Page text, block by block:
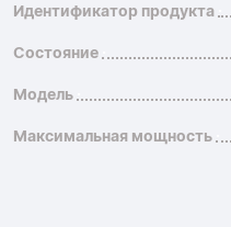
Идентификатор продукта
Состояние
Модель
Максимальная мощность